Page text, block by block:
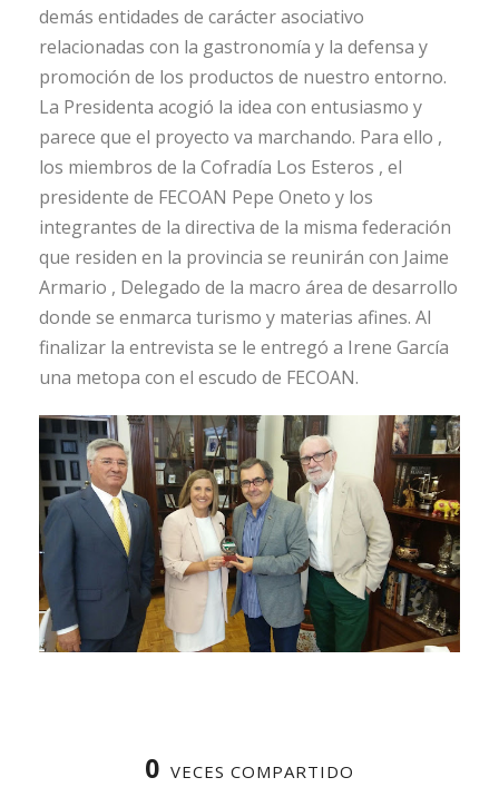
demás entidades de carácter asociativo
relacionadas con la gastronomía y la defensa y
promoción de los productos de nuestro entorno.
La Presidenta acogió la idea con entusiasmo y
parece que el proyecto va marchando. Para ello ,
los miembros de la Cofradía Los Esteros , el
presidente de FECOAN Pepe Oneto y los
integrantes de la directiva de la misma federación
que residen en la provincia se reunirán con Jaime
Armario , Delegado de la macro área de desarrollo
donde se enmarca turismo y materias afines. Al
finalizar la entrevista se le entregó a Irene García
una metopa con el escudo de FECOAN.
0 VECES COMPARTIDO